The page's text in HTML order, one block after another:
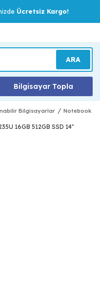
Ücretsiz Kargo!
ARA
Bilgisayar Topla
Bilgisayarlar Notebook